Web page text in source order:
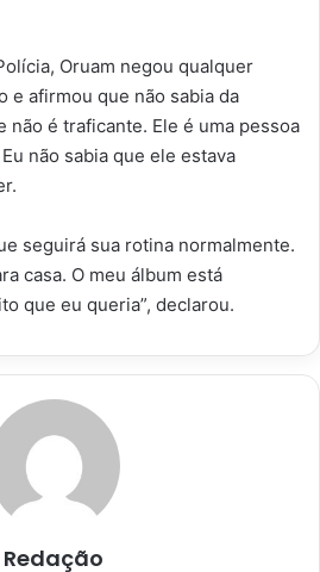
Oruam negou qualquer
e afirmou que não sabia da
não é traficante. Ele é uma pessoa
não sabia que ele estava
seguirá sua rotina normalmente.
casa. O meu álbum está
que eu queria”, declarou.
Redação